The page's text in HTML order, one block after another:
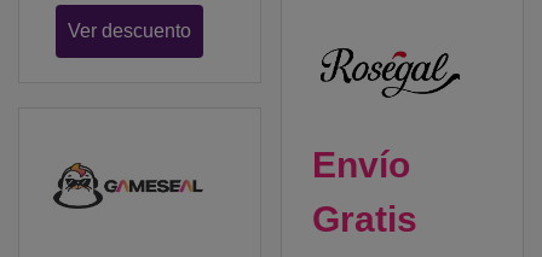
Ver descuento
Envío
Gratis